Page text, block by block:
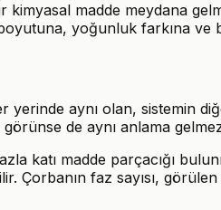
madde meydana
yoğunluk farkına ve
aynı olan, sistemin
de aynı anlama
katı madde parçacığı
faz sayısı,